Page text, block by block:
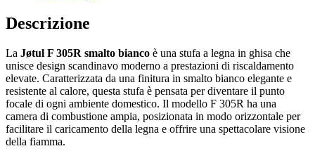
Descrizione
La Jøtul F 305R smalto bianco è una stufa a legna in ghisa che
unisce design scandinavo moderno a prestazioni di riscaldamento
elevate. Caratterizzata da una finitura in smalto bianco elegante e
resistente al calore, questa stufa è pensata per diventare il punto
focale di ogni ambiente domestico. Il modello F 305R ha una
camera di combustione ampia, posizionata in modo orizzontale per
facilitare il caricamento della legna e offrire una spettacolare visione
della fiamma.